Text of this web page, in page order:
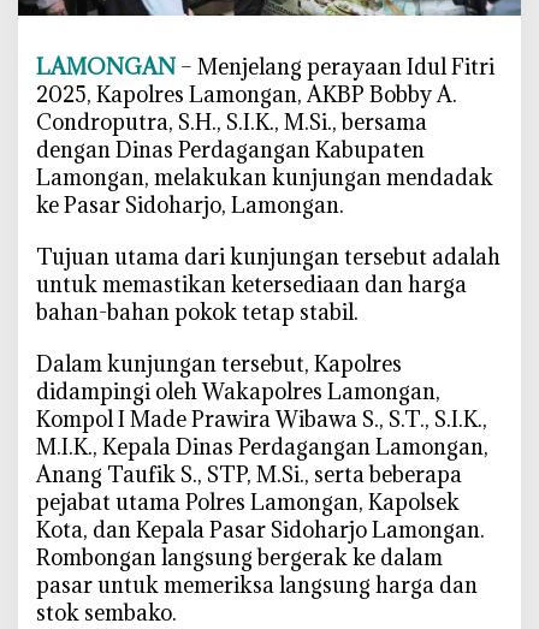
k
a
s
a
r
S
i
o
h
a
j
o
P
a
s
t
i
k
a
LAMONGAN– Menjelang perayaan Idul Fitri
2025, Kapolres Lamongan, AKBP Bobby A.
Condroputra, S.H., S.I.K., M.Si., bersama
dengan Dinas Perdagangan Kabupaten
Lamongan, melakukan kunjungan mendadak
ke Pasar Sidoharjo, Lamongan.
Tujuan utama dari kunjungan tersebut adalah
untuk memastikan ketersediaan dan harga
bahan-bahan pokok tetap stabil.
Dalam kunjungan tersebut, Kapolres
didampingi oleh Wakapolres Lamongan,
Kompol I Made Prawira Wibawa S., S.T., S.I.K.,
M.I.K., Kepala Dinas Perdagangan Lamongan,
Anang Taufik S., STP, M.Si., serta beberapa
pejabat utama Polres Lamongan, Kapolsek
Kota, dan Kepala Pasar Sidoharjo Lamongan.
Rombongan langsung bergerak ke dalam
pasar untuk memeriksa langsung harga dan
stok sembako.